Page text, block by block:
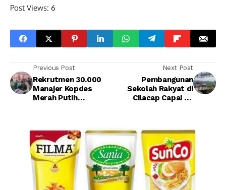
Post Views: 6
Previous Post
Rekrutmen 30.000
Manajer Kopdes
Merah Putih
Sorotan
Next Post
Pembangunan
Sekolah Rakyat di
Cilacap Capai 56